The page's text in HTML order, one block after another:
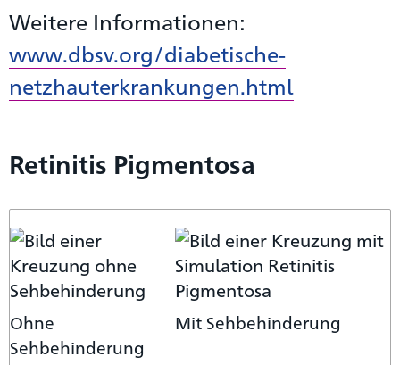
Weitere Informationen:
www.dbsv.org/diabetische-
netzhauterkrankungen.html
Retinitis Pigmentosa
Ohne
Sehbehinderung
Mit Sehbehinderung